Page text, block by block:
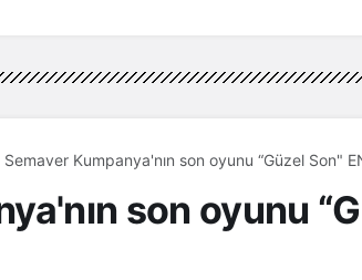
Semaver Kumpanya'nın son
son oyunu